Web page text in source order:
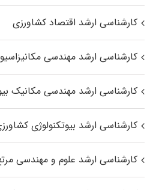
کارشناسی ارشد اقتصاد کشاورزی
کارشناسی ارشد مهندسی
کارشناسی ارشد مهندسی مکانیک
کارشناسی ارشد بیوتکنولوژی
کارشناسی ارشد علوم و مهندسی